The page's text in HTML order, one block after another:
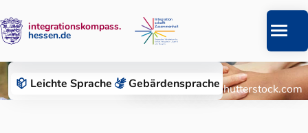
Leichte Sprache Gebärden­sprache
Zum Inhalt springen
integrationskompass.
hessen.de
Datenbank für Integrationsprojekte
© Roman Chazov/Shutterstock.com